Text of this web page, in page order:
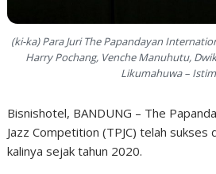
(ki-ka) Para Juri The Papandayan
Harry Pochang, Venche Manuhutu,
Likumahuwa –
Bisnishotel, BANDUNG – The
Jazz Competition (TPJC) telah
kalinya sejak tahun 2020.